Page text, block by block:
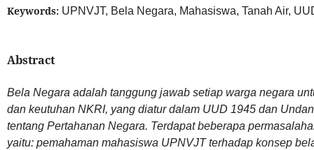
Keywords: UPNVJT, Bela Negara, Mahasiswa, Tanah Air,
Abstract
Bela Negara adalah tanggung jawab setiap warga negara
dan keutuhan NKRI, yang diatur dalam UUD 1945 dan
tentang Pertahanan Negara. Terdapat beberapa
yaitu: pemahaman mahasiswa UPNVJT terhadap konsep